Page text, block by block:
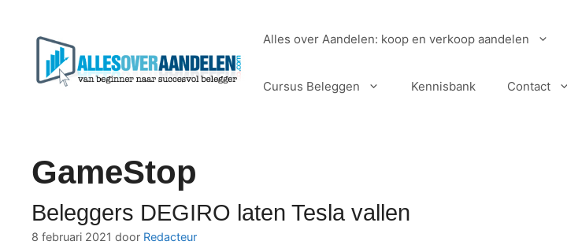
Alles over Aandelen: koop en verkoop aandelen
Cursus Beleggen Kennisbank Contact
GameStop
Beleggers DEGIRO laten Tesla vallen
8 februari 2021 door Redacteur